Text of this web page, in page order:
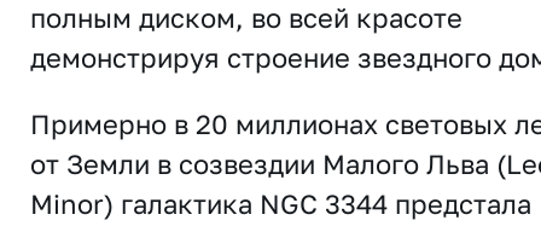
полным диском, во всей красоте
демонстрируя строение ​​звездного
Примерно в 20 миллионах световых
от Земли в созвездии Малого Льва
Minor) галактика NGC 3344 предстала